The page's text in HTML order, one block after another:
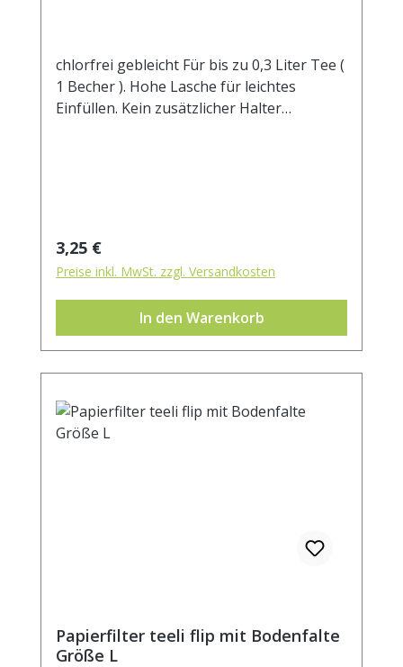
chlorfrei gebleicht Für bis zu 0,3 Liter Tee (
1 Becher ). Hohe Lasche für leichtes
Einfüllen. Kein zusätzlicher Halter
Regulärer Preis:
3,25 €
Preise inkl. MwSt. zzgl. Versandkosten
In den Warenkorb
Papierfilter teeli flip mit Bodenfalte
Größe L